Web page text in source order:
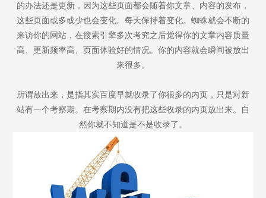
的办法还是更新，因为这些页面都会随着你文章、内容的发布，
这些页面或多或少也会变化。每天保持着变化。蜘蛛就会不断的
来访你的网站，在搜索引擎多次考究之后觉得你的文章内容质量
高、更新频率高、页面体验好的情况。你的内容就会瞬间被放出
来很多。
所谓放出来，是指其实百度早就收录了你很多的内页，只是对新
站有一个考察期。在考察期内没有把这些收录的内页放出来。自
然你就不知道是不是收录了。